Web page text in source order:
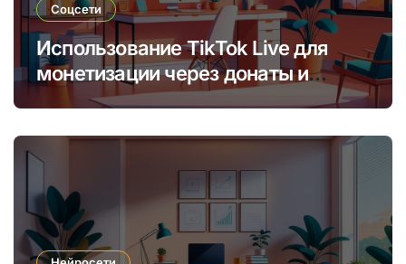
Соцсети
Использование TikTok Live для
монетизации через донаты и
платные подписки